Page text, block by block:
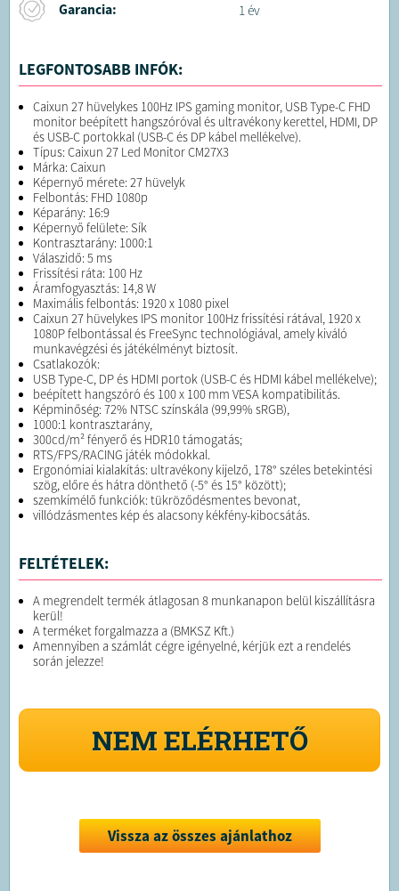
Garancia: 1 év
LEGFONTOSABB INFÓK:
Caixun 27 hüvelykes 100Hz IPS gaming monitor, USB Type-C FHD
monitor beépített hangszóróval és ultravékony kerettel, HDMI, DP
és USB-C portokkal (USB-C és DP kábel mellékelve).
Típus: Caixun 27 Led Monitor CM27X3
Márka: Caixun
Képernyő mérete: 27 hüvelyk
Felbontás: FHD 1080p
Képarány: 16:9
Képernyő felülete: Sík
Kontrasztarány: 1000:1
Válaszidő: 5 ms
Frissítési ráta: 100 Hz
Áramfogyasztás: 14,8 W
Maximális felbontás: 1920 x 1080 pixel
Caixun 27 hüvelykes IPS monitor 100Hz frissítési rátával, 1920 x
1080P felbontással és FreeSync technológiával, amely kiváló
munkavégzési és játékélményt biztosít.
Csatlakozók:
USB Type-C, DP és HDMI portok (USB-C és HDMI kábel mellékelve);
beépített hangszóró és 100 x 100 mm VESA kompatibilitás.
Képminőség: 72% NTSC színskála (99,99% sRGB),
1000:1 kontrasztarány,
300cd/m² fényerő és HDR10 támogatás;
RTS/FPS/RACING játék módokkal.
Ergonómiai kialakítás: ultravékony kijelző, 178° széles betekintési
szög, előre és hátra dönthető (-5° és 15° között);
szemkímélő funkciók: tükröződésmentes bevonat,
villódzásmentes kép és alacsony kékfény-kibocsátás.
FELTÉTELEK:
A megrendelt termék átlagosan 8 munkanapon belül kiszállításra
kerül!
A terméket forgalmazza a (BMKSZ Kft.)
Amennyiben a számlát cégre igényelné, kérjük ezt a rendelés
során jelezze!
NEM ELÉRHETŐ
Vissza az összes ajánlathoz